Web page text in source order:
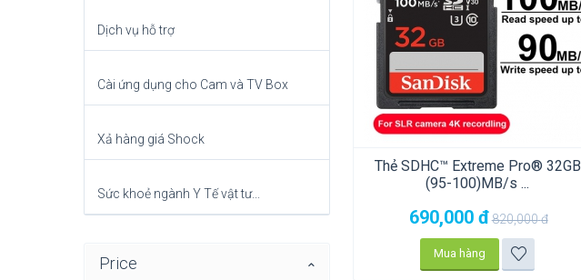
Dịch vụ hỗ trợ
Cài ứng dụng cho Cam và TV Box
Xả hàng giá Shock
Sức khoẻ ngành Y Tế vật tư...
Price
Thẻ SDHC™ Extreme Pro® 32GB
(95-100)MB/s ...
690,000 đ820,000đ
Mua hàng